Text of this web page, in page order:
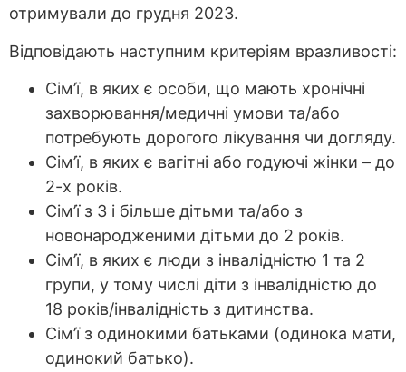
отримували до грудня 2023.
Відповідають наступним критеріям вразливості:
Сім’ї, в яких є особи, що мають хронічні
захворювання/медичні умови та/або
потребують дорогого лікування чи догляду.
Сім’ї, в яких є вагітні або годуючі жінки – до
2-х років.
Сім’ї з 3 і більше дітьми та/або з
новонародженими дітьми до 2 років.
Сім’ї, в яких є люди з інвалідністю 1 та 2
групи, у тому числі діти з інвалідністю до
18 років/інвалідність з дитинства.
Сім’ї з одинокими батьками (одинока мати,
одинокий батько).